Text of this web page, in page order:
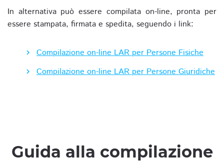
In alternativa può essere compilata on-line, pronta per
essere stampata, firmata e spedita, seguendo i link:
Compilazione on-line LAR per Persone Fisiche
Compilazione on-line LAR per Persone Giuridiche
Guida alla compilazione